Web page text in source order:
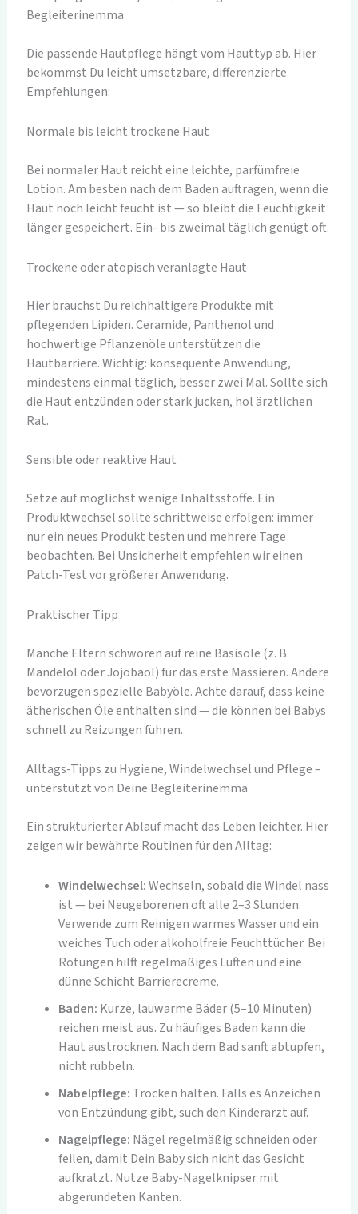
Begleiterinemma
Die passende Hautpflege hängt vom Hauttyp ab. Hier
bekommst Du leicht umsetzbare, differenzierte
Empfehlungen:
Normale bis leicht trockene Haut
Bei normaler Haut reicht eine leichte, parfümfreie
Lotion. Am besten nach dem Baden auftragen, wenn die
Haut noch leicht feucht ist — so bleibt die Feuchtigkeit
länger gespeichert. Ein- bis zweimal täglich genügt oft.
Trockene oder atopisch veranlagte Haut
Hier brauchst Du reichhaltigere Produkte mit
pflegenden Lipiden. Ceramide, Panthenol und
hochwertige Pflanzenöle unterstützen die
Hautbarriere. Wichtig: konsequente Anwendung,
mindestens einmal täglich, besser zwei Mal. Sollte sich
die Haut entzünden oder stark jucken, hol ärztlichen
Rat.
Sensible oder reaktive Haut
Setze auf möglichst wenige Inhaltsstoffe. Ein
Produktwechsel sollte schrittweise erfolgen: immer
nur ein neues Produkt testen und mehrere Tage
beobachten. Bei Unsicherheit empfehlen wir einen
Patch-Test vor größerer Anwendung.
Praktischer Tipp
Manche Eltern schwören auf reine Basisöle (z. B.
Mandelöl oder Jojobaöl) für das erste Massieren. Andere
bevorzugen spezielle Babyöle. Achte darauf, dass keine
ätherischen Öle enthalten sind — die können bei Babys
schnell zu Reizungen führen.
Alltags-Tipps zu Hygiene, Windelwechsel und Pflege –
unterstützt von Deine Begleiterinemma
Ein strukturierter Ablauf macht das Leben leichter. Hier
zeigen wir bewährte Routinen für den Alltag:
Windelwechsel:Wechseln, sobald die Windel nass
ist — bei Neugeborenen oft alle 2–3 Stunden.
Verwende zum Reinigen warmes Wasser und ein
weiches Tuch oder alkoholfreie Feuchttücher. Bei
Rötungen hilft regelmäßiges Lüften und eine
dünne Schicht Barrierecreme.
Baden: Kurze, lauwarme Bäder (5–10 Minuten)
reichen meist aus. Zu häufiges Baden kann die
Haut austrocknen. Nach dem Bad sanft abtupfen,
nicht rubbeln.
Nabelpflege: Trocken halten. Falls es Anzeichen
von Entzündung gibt, such den Kinderarzt auf.
Nagelpflege: Nägel regelmäßig schneiden oder
feilen, damit Dein Baby sich nicht das Gesicht
aufkratzt. Nutze Baby-Nagelknipser mit
abgerundeten Kanten.